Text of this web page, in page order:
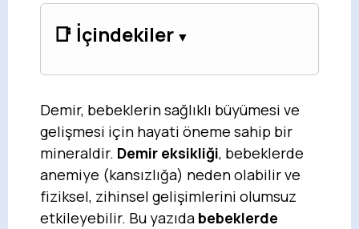
📑 İçindekiler
Demir, bebeklerin sağlıklı büyümesi ve
gelişmesi için hayati öneme sahip bir
mineraldir. Demir eksikliği, bebeklerde
anemiye (kansızlığa) neden olabilir ve
fiziksel, zihinsel gelişimlerini olumsuz
etkileyebilir. Bu yazıda bebeklerde